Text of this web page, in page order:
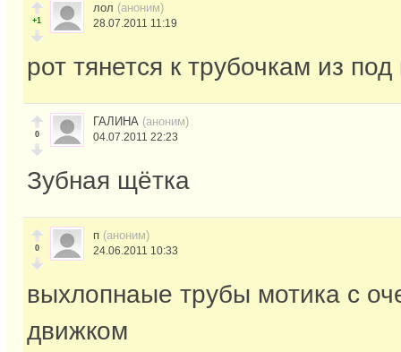
+1
лол (аноним)
28.07.2011 11:19
рот тянется к трубочкам из под
0
ГАЛИНА (аноним)
04.07.2011 22:23
Зубная щётка
0
п (аноним)
24.06.2011 10:33
выхлопнаые трубы мотика с
движком